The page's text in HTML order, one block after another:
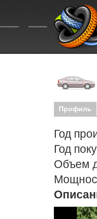
Профиль
Год
Год
Объем